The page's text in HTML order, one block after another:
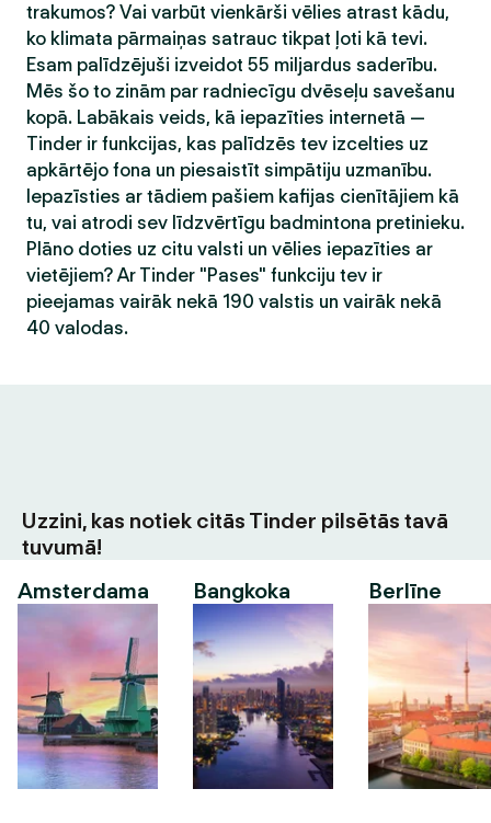
trakumos? Vai varbūt vienkārši vēlies atrast kādu,
ko klimata pārmaiņas satrauc tikpat ļoti kā tevi.
Esam palīdzējuši izveidot 55 miljardus saderību.
Mēs šo to zinām par radniecīgu dvēseļu savešanu
kopā. Labākais veids, kā iepazīties internetā —
Tinder ir funkcijas, kas palīdzēs tev izcelties uz
apkārtējo fona un piesaistīt simpātiju uzmanību.
Iepazīsties ar tādiem pašiem kafijas cienītājiem kā
tu, vai atrodi sev līdzvērtīgu badmintona pretinieku.
Plāno doties uz citu valsti un vēlies iepazīties ar
vietējiem? Ar Tinder "Pases" funkciju tev ir
pieejamas vairāk nekā 190 valstis un vairāk nekā
40 valodas.
Uzzini, kas notiek citās Tinder pilsētās tavā
tuvumā!
Amsterdama
Bangkoka Berlīne